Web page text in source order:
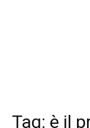
Tag: è il